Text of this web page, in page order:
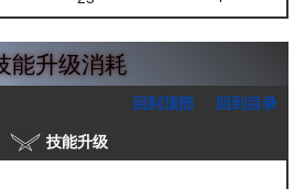
能升级消耗
回到顶部 回到目录
技能升级